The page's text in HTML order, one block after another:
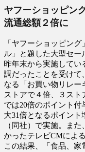
ヤフーショッピング
流通総額２倍に
「ヤフーショッピン
ル」と題した大型セー
昨年末から実施して
調だったことを受けて
なる「お買い物リレー
ストアで４倍、３スト
では20倍のポイント
大31倍となるポイント
（同社）で実施。ま
かったテレビCMによ
この結果、「食品、